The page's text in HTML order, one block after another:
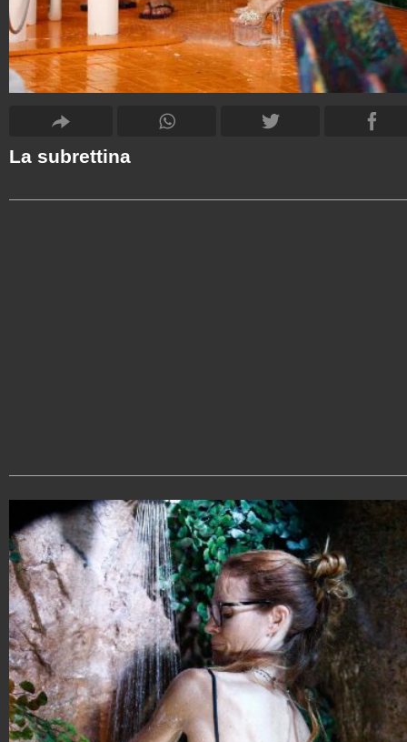
La subrettina